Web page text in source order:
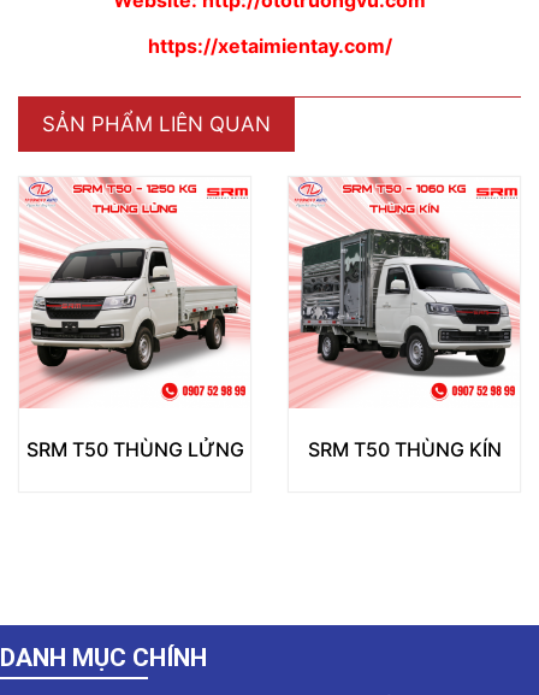
https://xetaimientay.com/
SẢN PHẨM LIÊN QUAN
SRM T50 THÙNG LỬNG SRM T50 THÙNG KÍN
DANH MỤC CHÍNH